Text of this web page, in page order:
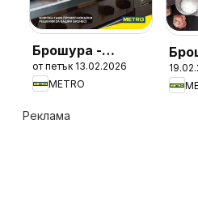
Брошура -
HoReCa решения
2026
от петък 13.02.2026
METRO
Реклама